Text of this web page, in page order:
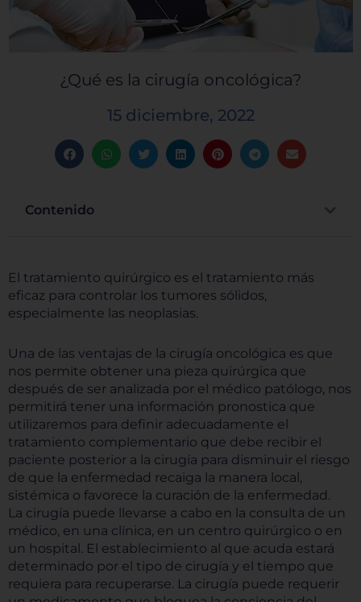
¿Qué es la cirugía oncológica?
15 diciembre, 2022
Contenido
El tratamiento quirúrgico es el tratamiento más
eficaz para controlar los tumores sólidos,
especialmente las neoplasias.
Una de las ventajas de la cirugía oncológica es que
nos permite obtener una pieza quirúrgica que
después de ser analizada por el médico patólogo, nos
permitirá tener una información pronostica que
utilizaremos para definir adecuadamente el
tratamiento complementario que debe recibir el
paciente posterior a la cirugía para disminuir el riesgo
de que la enfermedad recaiga la manera local,
sistémica o favorece la curación de la enfermedad.
La cirugía puede llevarse a cabo en la consulta de un
médico, en una clínica, en un centro quirúrgico o en
un hospital. El establecimiento al que acuda estará
determinado por el tipo de cirugía y el tiempo que
requiera para recuperarse. La cirugía puede requerir